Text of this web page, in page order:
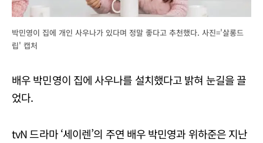
박민영이 집에 개인 사우나가 있다며 정말 좋다고 추천했다. 사진='살롱드
립' 캡처
배우 박민영이 집에 사우나를 설치했다고 밝혀 눈길을 끌
었다.
tvN 드라마 ‘세이렌’의 주연 배우 박민영과 위하준은 지난